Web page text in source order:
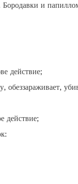
Бородавки и
действие;
обеззараживает,
действие;